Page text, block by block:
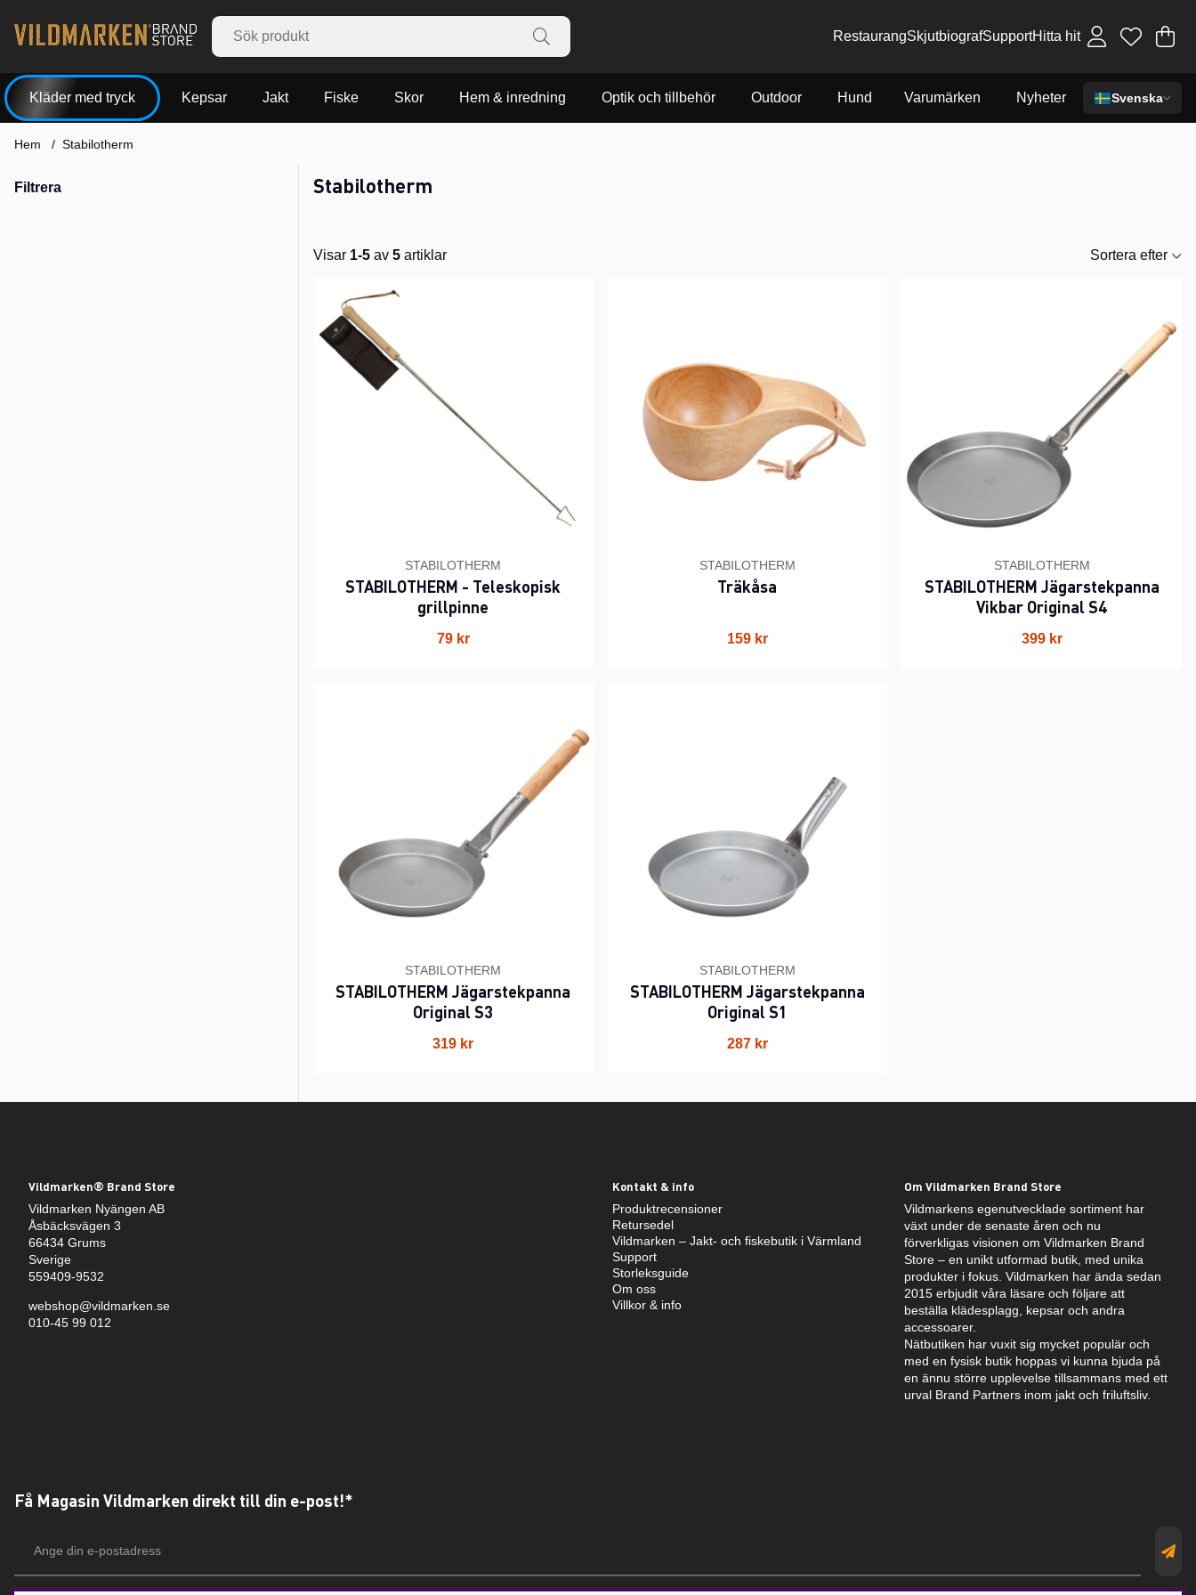
RestaurangSkjutbiografSupportHitta hit .
Kläder med tryck Kepsar Jakt Fiske Skor Hem & inredning Optik och tillbehör Outdoor Hund Varumärken Nyheter Svenska
Hem Stabilotherm
Filtrera Stabilotherm
Visar 1-5 av 5 artiklar
Sortera efter
STABILOTHERM
STABILOTHERM - Teleskopisk
grillpinne
79 kr
STABILOTHERM
Träkåsa
159 kr
STABILOTHERM
STABILOTHERM Jägarstekpanna
Vikbar Original S4
399 kr
STABILOTHERM
STABILOTHERM Jägarstekpanna
Original S3
319 kr
STABILOTHERM
STABILOTHERM Jägarstekpanna
Original S1
287 kr
Vildmarken® Brand Store
Vildmarken Nyängen AB
Åsbäcksvägen 3
66434 Grums
Sverige
559409-9532
webshop@vildmarken.se
010-45 99 012
Kontakt & info
Produktrecensioner
Retursedel
Vildmarken – Jakt- och fiskebutik i Värmland
Support
Storleksguide
Om oss
Villkor & info
Om Vildmarken Brand Store
Vildmarkens egenutvecklade sortiment har
växt under de senaste åren och nu
förverkligas visionen om Vildmarken Brand
Store – en unikt utformad butik, med unika
produkter i fokus. Vildmarken har ända sedan
2015 erbjudit våra läsare och följare att
beställa klädesplagg, kepsar och andra
accessoarer.
Nätbutiken har vuxit sig mycket populär och
med en fysisk butik hoppas vi kunna bjuda på
en ännu större upplevelse tillsammans med ett
urval Brand Partners inom jakt och friluftsliv.
Få Magasin Vildmarken direkt till din e-post!*
postadress